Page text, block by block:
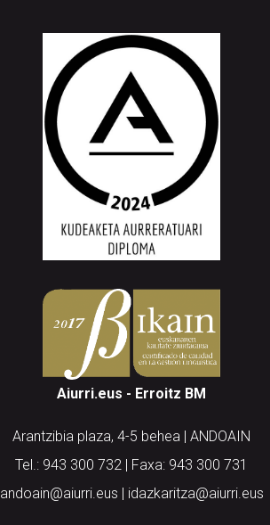
Aiurri.eus - Erroitz BM
Arantzibia plaza, 4-5 behea | ANDOAIN
Tel.: 943 300 732 | Faxa: 943 300 731
andoain@aiurri.eus | idazkaritza@aiurri.eus